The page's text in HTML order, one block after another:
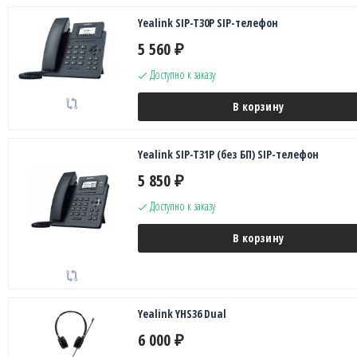
Yealink SIP-T30P SIP-телефон
5 560 ₽
Доступно к заказу
В корзину
Yealink SIP-T31P (без БП) SIP-телефон
5 850 ₽
Доступно к заказу
В корзину
Yealink YHS36 Dual
6 000 ₽